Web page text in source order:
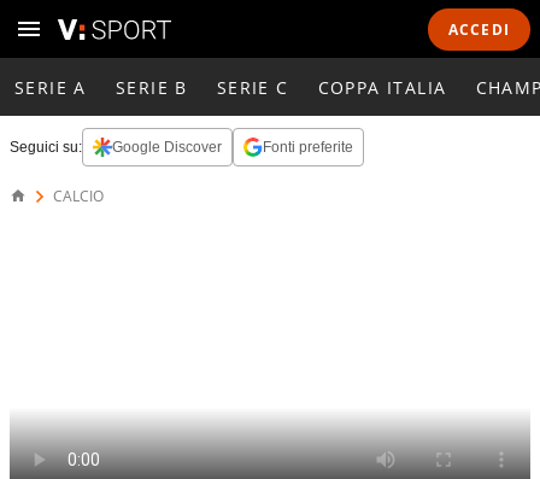
ACCEDI
SERIE A SERIE B SERIE C COPPA ITALIA
Seguici su: Google Discover Fonti preferite
CALCIO